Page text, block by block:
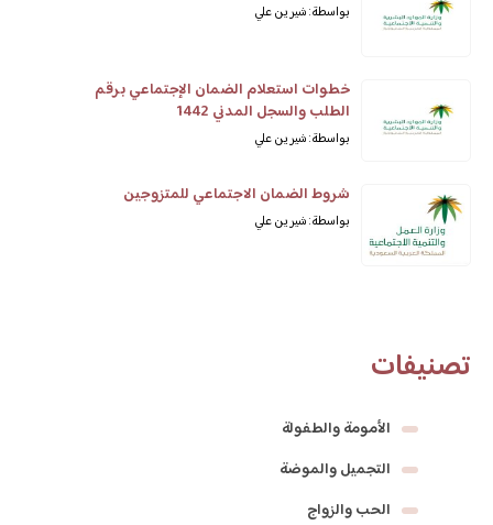
بواسطة: شيرين علي
خطوات استعلام الضمان الإجتماعي برقم
الطلب والسجل المدني 1442
بواسطة: شيرين علي
شروط الضمان الاجتماعي للمتزوجين
بواسطة: شيرين علي
تصنيفات
الأمومة والطفولة
التجميل والموضة
الحب والزواج